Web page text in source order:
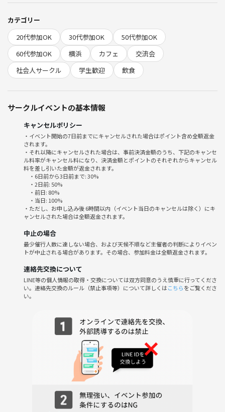
お薦めのイベント
◆━━━━━━━━━━━━━━━━━━━◆
ご都合が合わなかったり満席にてご参加できない場合には、他にも色々
な企画がありますので、
▼コチラから他イベントもご検討頂けると幸いです。
https://tunagate.com/circle/76505
イベントについて
🌼 企画・運営スタッフ 🌼
浜っ子で歩くパワースポットの「りな」です😀
ヨガのインストラクターをしています✨当日は、皆様に出会えることを
楽しみにお待ちしています😉
🌼 イベント詳細 🌼
❶ 開催日時
≪タイトルや開催日情報をご確認下さい≫
❷ 特記事項
特になし
❸ 参加費
お一人：１０００円＋お店にワンオーダー制
❺ 支払い方法
事前払いになります
❼ この会場の受付方法
到着したら「イベント」で来ましたとお伝え下さい、スタッフがお受付
✨ アロハテーブル ✨コレットマーレみなとみらい
✨JR桜木町駅「東口」より徒歩５分✨
住所：神奈川県横浜市中区桜木町1-1-7【コレットマーレ みなとみら
カテゴリー
20代参加OK
30代参加OK
50代参加OK
60代参加OK
横浜 カフェ
交流会
社会人サークル
学生歓迎 飲食
サークルイベントの基本情報
キャンセルポリシー
・イベント開始の7日前までにキャンセルされた場合はポイント含め全額返金
されます。
・それ以降にキャンセルされた場合は、事前決済金額のうち、下記のキャンセ
ル料率がキャンセル料になり、決済金額とポイントのそれぞれからキャンセル
料を差し引いた金額が返金されます。
・6日前から3日前まで: 30%
・2日前: 50%
・前日: 80%
・当日: 100%
・ただし、お申し込み後 6時間以内（イベント当日のキャンセルは除く）にキ
ャンセルされた場合は全額返金されます。
中止の場合
最少催行人数に達しない場合、および天候不順など主催者の判断によりイベン
トが中止される場合があります。その場合、参加料金は全額返金されます。
連絡先交換について
LINE等の個人情報の取得・交換については双方同意のうえ慎重に行ってくださ
い。連絡先交換のルール（禁止事項等）について詳しくはこちらをご覧くださ
い。